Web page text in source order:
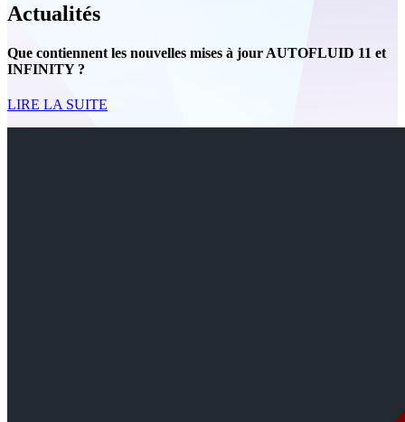
Actualités
Que contiennent les nouvelles mises à jour AUTOFLUID 11 et
INFINITY ?
LIRE LA SUITE